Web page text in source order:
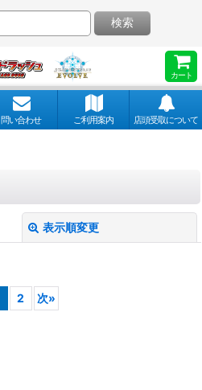
カート
検索
問い合わせ ご利用案内 店頭受取について
表示順変更
2 次»